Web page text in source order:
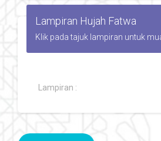
Lampiran Hujah Fatwa
Klik pada tajuk lampiran untuk
Lampiran :